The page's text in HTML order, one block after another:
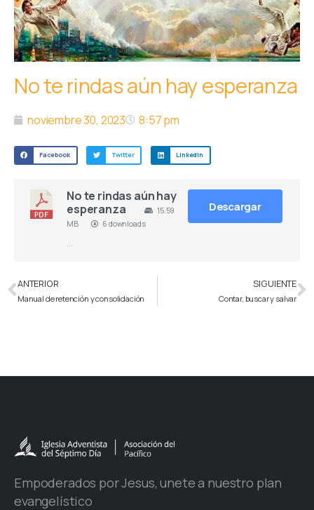
No te rindas aún hay esperanza
noviembre 30, 2023 8:57 pm
Facebook Twitter LinkedIn
No te rindas aún hay
esperanza
15.59
MB
6 downloads
Descargar
ANTERIOR
Manual de retención y consolidación
SIGUIENTE
Contar, buscar y salvar
Empoderados por Jesus, unete a nuestro plan
evangelístico